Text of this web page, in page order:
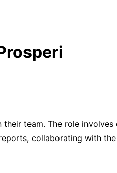
team. The role
collaborating with